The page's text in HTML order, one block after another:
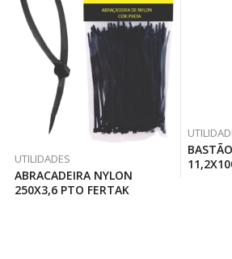
UTILIDADES
ABRACADEIRA NYLON
250X3,6 PTO FERTAK